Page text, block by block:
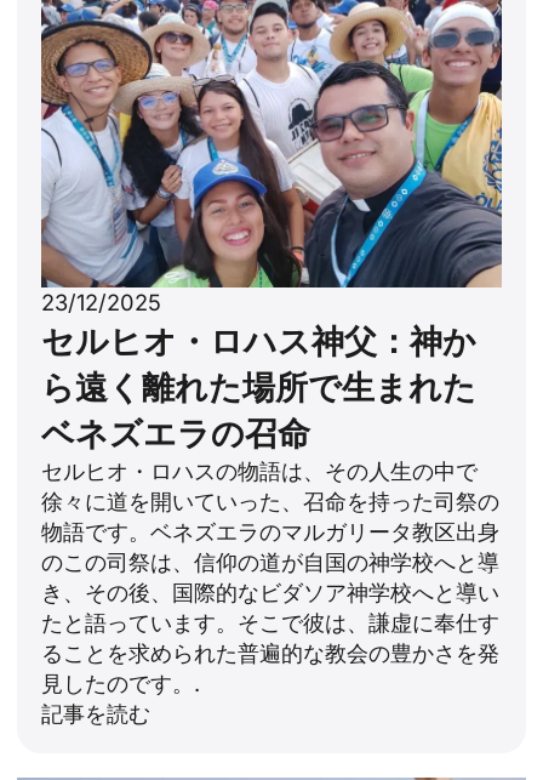
23/12/2025
セルヒオ・ロハス神父：神か
ら遠く離れた場所で生まれた
ベネズエラの召命
セルヒオ・ロハスの物語は、その人生の中で
徐々に道を開いていった、召命を持った司祭の
物語です。ベネズエラのマルガリータ教区出身
のこの司祭は、信仰の道が自国の神学校へと導
き、その後、国際的なビダソア神学校へと導い
たと語っています。そこで彼は、謙虚に奉仕す
ることを求められた普遍的な教会の豊かさを発
見したのです。.
記事を読む